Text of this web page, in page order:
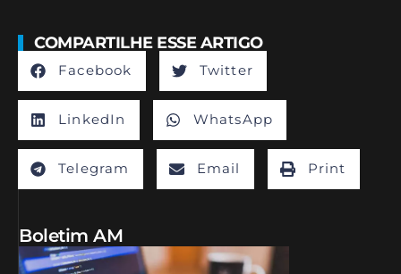
COMPARTILHE ESSE ARTIGO
Facebook Twitter
LinkedIn WhatsApp
Telegram Email Print
Boletim AM